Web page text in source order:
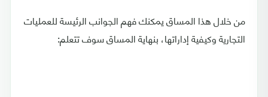
من خلال هذا المساق يمكنك فهم الجوانب الرئيسة للعمليات
التجارية وكيفية إداراتها، بنهاية المساق سوف تتعلم: